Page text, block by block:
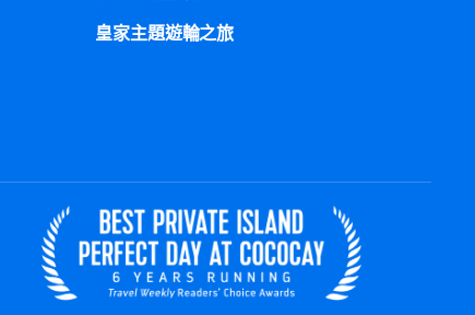
皇家主題遊輪之旅